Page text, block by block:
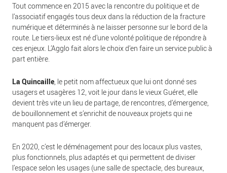
Tout commence en 2015 avec la rencontre du politique et de
l’associatif engagés tous deux dans la réduction de la fracture
numérique et déterminés à ne laisser personne sur le bord de la
route. Le tiers-lieux est né d’une volonté politique de répondre à
ces enjeux. L’Agglo fait alors le choix d’en faire un service public à
part entière.
La Quincaille, le petit nom affectueux que lui ont donné ses
usagers et usagères 12, voit le jour dans le vieux Guéret, elle
devient très vite un lieu de partage, de rencontres, d’émergence,
de bouillonnement et s’enrichit de nouveaux projets qui ne
manquent pas d’émerger.
En 2020, c’est le déménagement pour des locaux plus vastes,
plus fonctionnels, plus adaptés et qui permettent de diviser
l’espace selon les usages (une salle de spectacle, des bureaux,